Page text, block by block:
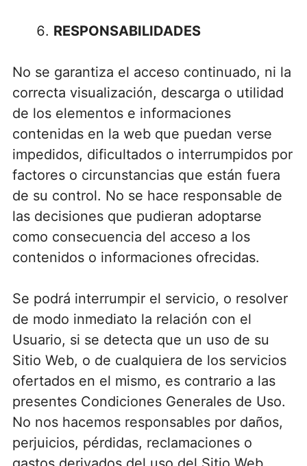
RESPONSABILIDADES
No se garantiza el acceso continuado, ni la
correcta visualización, descarga o utilidad
de los elementos e informaciones
contenidas en la web que puedan verse
impedidos, dificultados o interrumpidos por
factores o circunstancias que están fuera
de su control. No se hace responsable de
las decisiones que pudieran adoptarse
como consecuencia del acceso a los
contenidos o informaciones ofrecidas.
Se podrá interrumpir el servicio, o resolver
de modo inmediato la relación con el
Usuario, si se detecta que un uso de su
Sitio Web, o de cualquiera de los servicios
ofertados en el mismo, es contrario a las
presentes Condiciones Generales de Uso.
No nos hacemos responsables por daños,
perjuicios, pérdidas, reclamaciones o